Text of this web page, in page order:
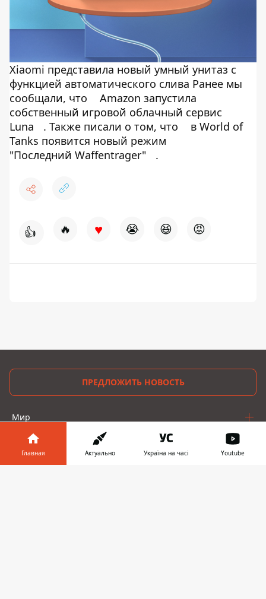
Xiaomi представила новый умный унитаз с
функцией автоматического слива Ранее мы
сообщали, что
Amazon запустила
собственный игровой облачный сервис
Luna
. Также писали о том, что
в World of
Tanks появится новый режим
"Последний Waffentrager"
.
👍 🔥 ♥ 😭 😆 😡
ПРЕДЛОЖИТЬ НОВОСТЬ
Мир
Украина
Киев
Главная Актуально Україна на часі Youtube